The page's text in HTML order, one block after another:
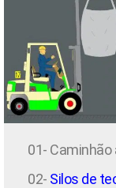
01- Caminhão
02- Silos de